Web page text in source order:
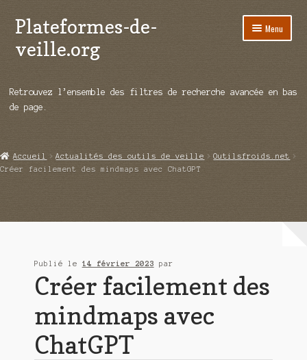
Aller
à
la
Aller
au
contenu
Plateformes-de-
veille.org
Menu
Répertoire d’ouitils
Démos vidéos
Retrouvez l’ensemble des filtres de recherche avancée en bas
de page.
Accueil Actualités des outils de veille
Outilsfroids.net
Créer facilement des mindmaps avec ChatGPT
Publié le 14 février 2023 par
Créer facilement des
mindmaps avec
ChatGPT